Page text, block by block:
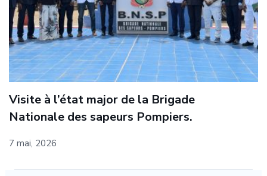
Visite à l’état major de la Brigade
Nationale des sapeurs Pompiers.
7 mai, 2026